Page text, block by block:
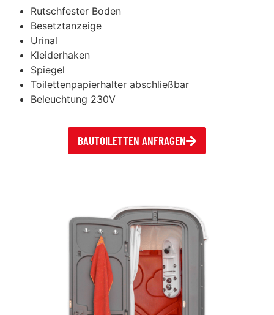
Rutschfester Boden
Besetztanzeige
Urinal
Kleiderhaken
Spiegel
Toilettenpapierhalter abschließbar
Beleuchtung 230V
BAUTOILETTEN ANFRAGEN